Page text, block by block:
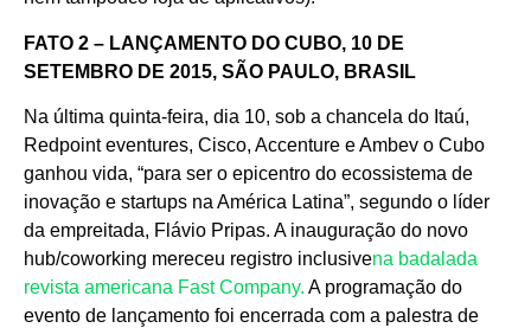
FATO 2 – LANÇAMENTO DO CUBO, 10 DE
SETEMBRO DE 2015, SÃO PAULO, BRASIL
Na última quinta-feira, dia 10, sob a chancela do Itaú,
Redpoint eventures, Cisco, Accenture e Ambev o Cubo
ganhou vida, “para ser o epicentro do ecossistema de
inovação e startups na América Latina”, segundo o líder
da empreitada, Flávio Pripas. A inauguração do novo
hub/coworking mereceu registro inclusivena badalada
revista americana Fast Company. A programação do
evento de lançamento foi encerrada com a palestra de